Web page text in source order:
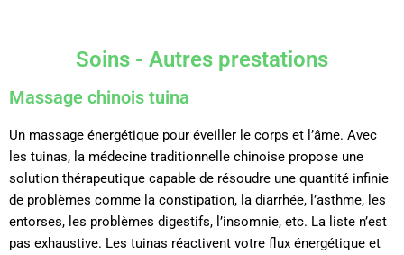
Soins - Autres prestations
Massage chinois tuina
Un massage énergétique pour éveiller le corps et l’âme. Avec
les tuinas, la médecine traditionnelle chinoise propose une
solution thérapeutique capable de résoudre une quantité infinie
de problèmes comme la constipation, la diarrhée, l’asthme, les
entorses, les problèmes digestifs, l’insomnie, etc. La liste n’est
pas exhaustive. Les tuinas réactivent votre flux énergétique et